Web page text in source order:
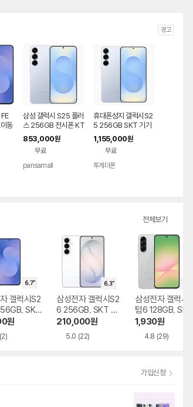
광고
동
삼성 갤럭시 S25 플러
스 256GB 전시폰 KT
기기변경 완납
853,000원
무료
pansamall
휴대폰성지 갤럭시S2
5 256GB SKT 기기
변경
1,155,000원
무료
투게더폰
전체보기
갤럭시S2
SKT
완납
원
(2)
삼성전자 갤럭시S2
6 256GB, SKT 기
기변경 완납
210,000원
5.0 (22)
삼성전자 갤럭시 퀀
텀6 128GB, SKT
기기변경 완납
1,930원
4.8 (29)
가입신청